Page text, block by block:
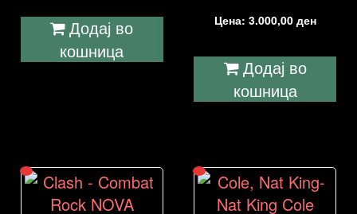
Додај во
кошница
Цена: 3.000,00 ден
Додај во
кошница